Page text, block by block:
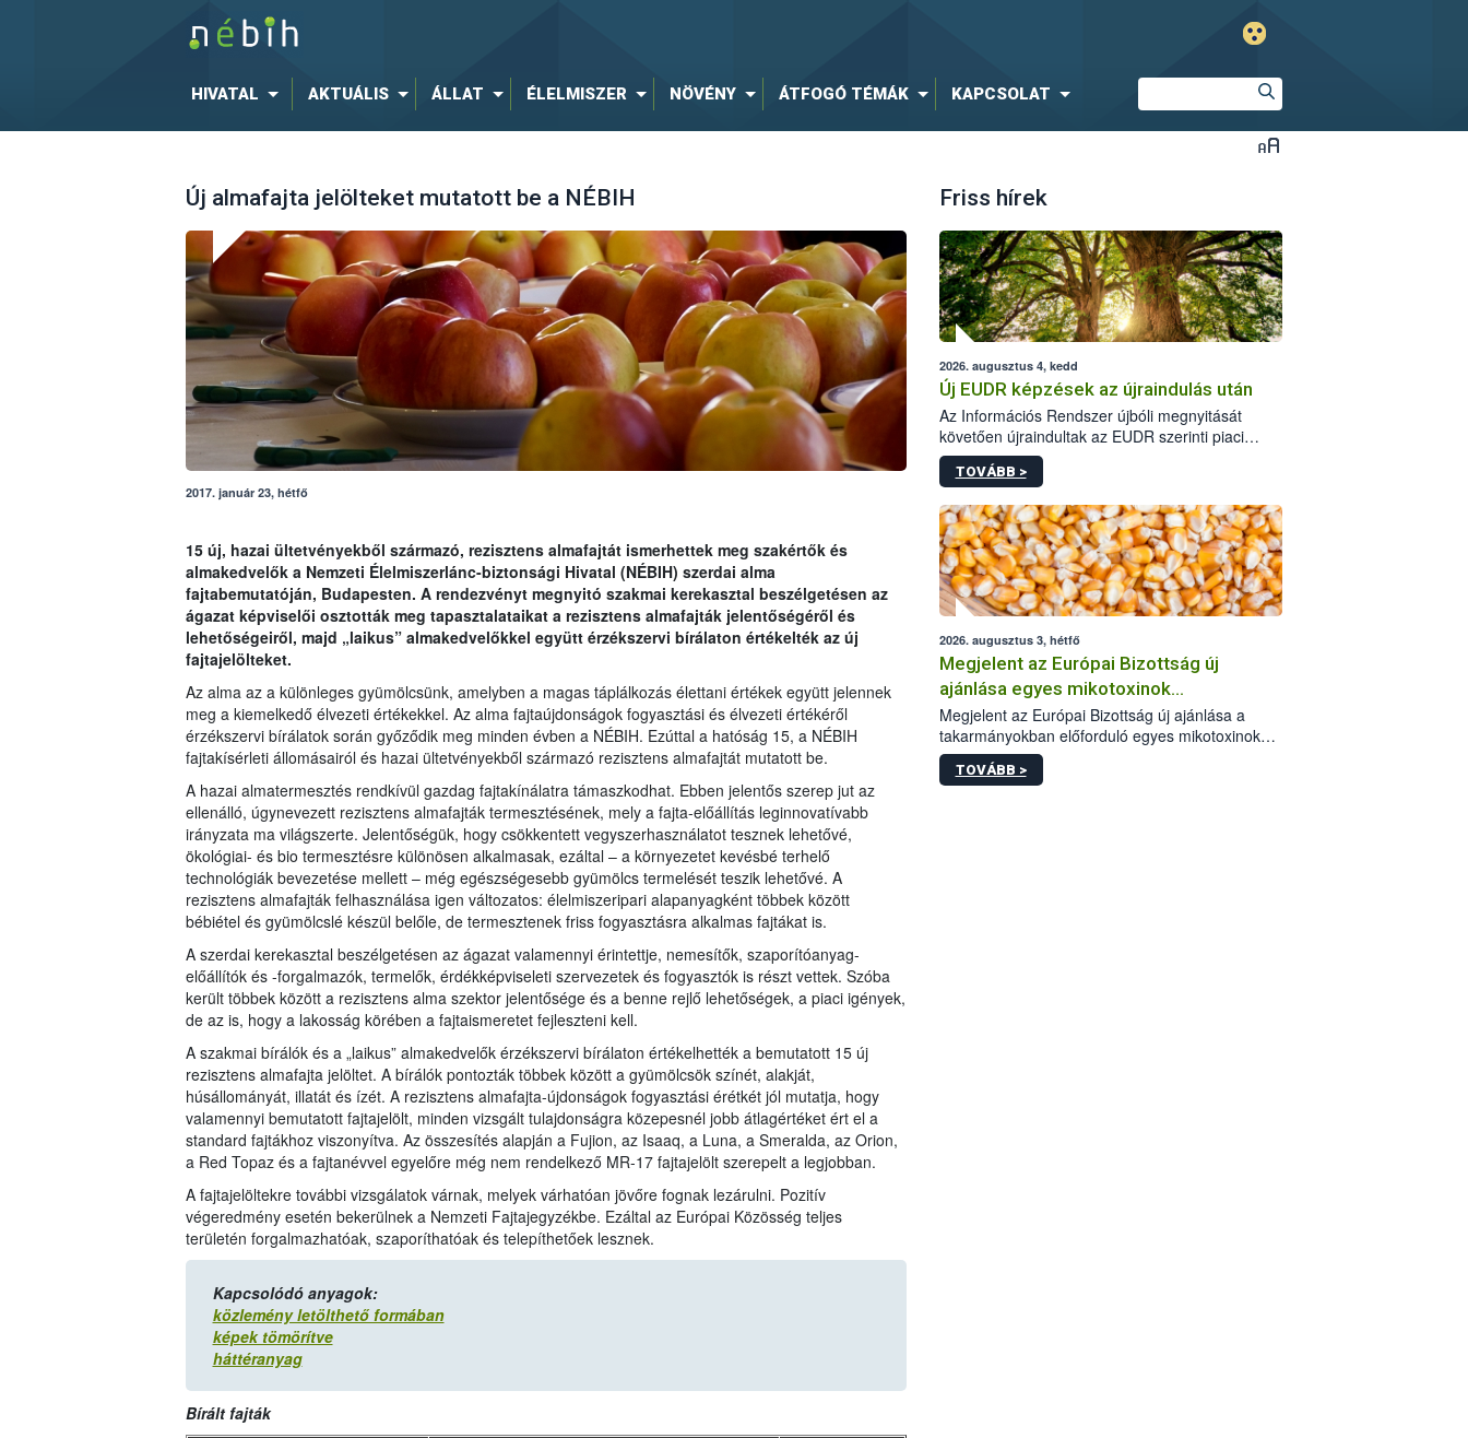
HIVATAL AKTUÁLIS ÁLLAT ÉLELMISZER NÖVÉNY ÁTFOGÓ TÉMÁK KAPCSOLAT
Új almafajta jelölteket mutatott be a NÉBIH
2017. január 23, hétfő
15 új, hazai ültetvényekből származó, rezisztens almafajtát ismerhettek meg szakértők és
almakedvelők a Nemzeti Élelmiszerlánc-biztonsági Hivatal (NÉBIH) szerdai alma
fajtabemutatóján, Budapesten. A rendezvényt megnyitó szakmai kerekasztal beszélgetésen az
ágazat képviselői osztották meg tapasztalataikat a rezisztens almafajták jelentőségéről és
lehetőségeiről, majd „laikus” almakedvelőkkel együtt érzékszervi bírálaton értékelték az új
fajtajelölteket.
Az alma az a különleges gyümölcsünk, amelyben a magas táplálkozás élettani értékek együtt jelennek
meg a kiemelkedő élvezeti értékekkel. Az alma fajtaújdonságok fogyasztási és élvezeti értékéről
érzékszervi bírálatok során győződik meg minden évben a NÉBIH. Ezúttal a hatóság 15, a NÉBIH
fajtakísérleti állomásairól és hazai ültetvényekből származó rezisztens almafajtát mutatott be.
A hazai almatermesztés rendkívül gazdag fajtakínálatra támaszkodhat. Ebben jelentős szerep jut az
ellenálló, úgynevezett rezisztens almafajták termesztésének, mely a fajta-előállítás leginnovatívabb
irányzata ma világszerte. Jelentőségük, hogy csökkentett vegyszerhasználatot tesznek lehetővé,
ökológiai- és bio termesztésre különösen alkalmasak, ezáltal – a környezetet kevésbé terhelő
technológiák bevezetése mellett – még egészségesebb gyümölcs termelését teszik lehetővé. A
rezisztens almafajták felhasználása igen változatos: élelmiszeripari alapanyagként többek között
bébiétel és gyümölcslé készül belőle, de termesztenek friss fogyasztásra alkalmas fajtákat is.
A szerdai kerekasztal beszélgetésen az ágazat valamennyi érintettje, nemesítők, szaporítóanyag-
előállítók és -forgalmazók, termelők, érdékképviseleti szervezetek és fogyasztók is részt vettek. Szóba
került többek között a rezisztens alma szektor jelentősége és a benne rejlő lehetőségek, a piaci igények,
de az is, hogy a lakosság körében a fajtaismeretet fejleszteni kell.
A szakmai bírálók és a „laikus” almakedvelők érzékszervi bírálaton értékelhették a bemutatott 15 új
rezisztens almafajta jelöltet. A bírálók pontozták többek között a gyümölcsök színét, alakját,
húsállományát, illatát és ízét. A rezisztens almafajta-újdonságok fogyasztási érétkét jól mutatja, hogy
valamennyi bemutatott fajtajelölt, minden vizsgált tulajdonságra közepesnél jobb átlagértéket ért el a
standard fajtákhoz viszonyítva. Az összesítés alapján a Fujion, az Isaaq, a Luna, a Smeralda, az Orion,
a Red Topaz és a fajtanévvel egyelőre még nem rendelkező MR-17 fajtajelölt szerepelt a legjobban.
A fajtajelöltekre további vizsgálatok várnak, melyek várhatóan jövőre fognak lezárulni. Pozitív
végeredmény esetén bekerülnek a Nemzeti Fajtajegyzékbe. Ezáltal az Európai Közösség teljes
területén forgalmazhatóak, szaporíthatóak és telepíthetőek lesznek.
Kapcsolódó anyagok:
közlemény letölthető formában
képek tömörítve
háttéranyag
Bírált fajták
Friss hírek
2026. augusztus 4, kedd
Új EUDR képzések az újraindulás után
Az Információs Rendszer újbóli megnyitását
követően újraindultak az EUDR szerinti piaci
szereplőknek szóló online képzések.
TOVÁBB >
2026. augusztus 3, hétfő
Megjelent az Európai Bizottság új
ajánlása egyes mikotoxinok
takarmányokban való jelenlétéről
Megjelent az Európai Bizottság új ajánlása a
takarmányokban előforduló egyes mikotoxinokkal
kapcsolatban. A dokumentum 2027-től új
irányértékek alkalmazását írja elő, és a jelenleg
TOVÁBB >